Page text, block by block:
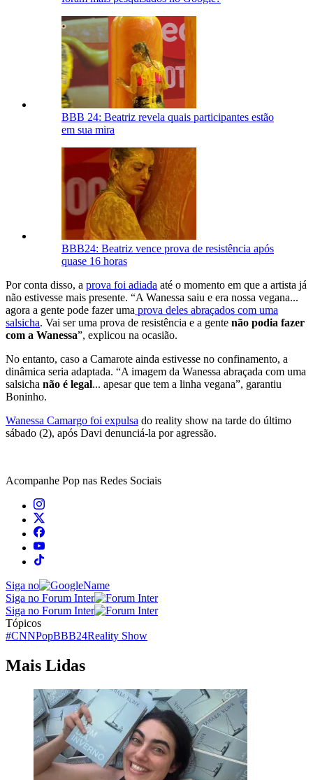
BBB 24: Beatriz revela quais participantes estão
em sua mira
BBB24: Beatriz vence prova de resistência após
quase 16 horas
Por conta disso, a prova foi adiada até o momento em que a artista já
não estivesse mais presente. “A Wanessa saiu e era nossa vegana...
agora a gente pode fazer uma prova deles abraçados com uma
salsicha. Vai ser uma prova de resistência e a gente não podia fazer
com a Wanessa”, explicou na ocasião.
No entanto, caso a Camarote ainda estivesse no confinamento, a
dinâmica seria adaptada. “A imagem da Wanessa abraçada com uma
salsicha não é legal... apesar que tem a linha vegana”, garantiu
Boninho.
Wanessa Camargo foi expulsa do reality show na tarde do último
sábado (2), após Davi denunciá-la por agressão.
Acompanhe Pop nas Redes Sociais
Siga no
Siga no Forum Inter
Siga no Forum Inter
Tópicos
#CNNPopBBB24Reality Show
Mais Lidas